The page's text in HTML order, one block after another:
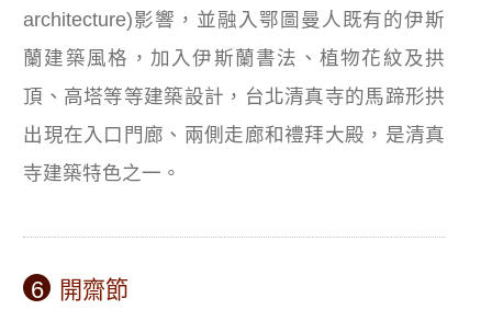
architecture)影響，並融入鄂圖曼人既有的伊斯
蘭建築風格，加入伊斯蘭書法、植物花紋及拱
頂、高塔等等建築設計，台北清真寺的馬蹄形拱
出現在入口門廊、兩側走廊和禮拜大殿，是清真
寺建築特色之一。
6 開齋節